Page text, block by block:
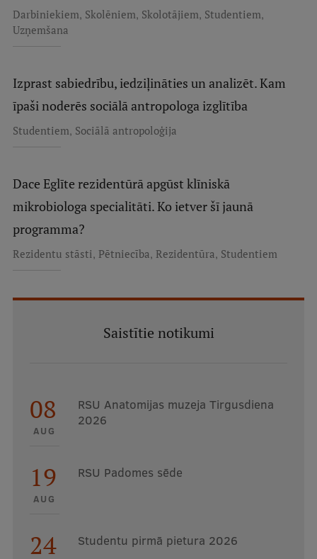
Darbiniekiem, Skolēniem, Skolotājiem, Studentiem,
Uzņemšana
Izprast sabiedrību, iedziļināties un analizēt. Kam
īpaši noderēs sociālā antropologa izglītība
Studentiem, Sociālā antropoloģija
Dace Eglīte rezidentūrā apgūst klīniskā
mikrobiologa specialitāti. Ko ietver šī jaunā
programma?
Rezidentu stāsti, Pētniecība, Rezidentūra, Studentiem
Saistītie notikumi
08
AUG
RSU Anatomijas muzeja Tirgusdiena
2026
19
AUG
RSU Padomes sēde
24 Studentu pirmā pietura 2026